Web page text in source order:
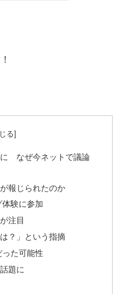
なぜ今ネットで議論
報じられたのか
験に参加
注目
？」という指摘
た可能性
題に